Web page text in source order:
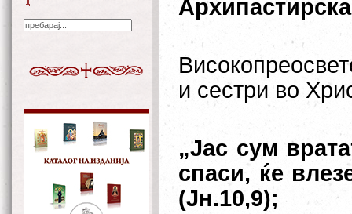
и сестри во
„Јас сум
спаси, ќе
(Јн.10,9);